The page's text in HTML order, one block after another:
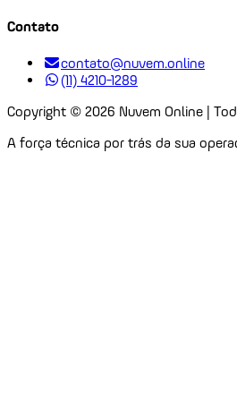
Contato
contato@nuvem.online
(11) 4210-1289
Copyright © 2026 Nuvem Online |
A força técnica por trás da sua